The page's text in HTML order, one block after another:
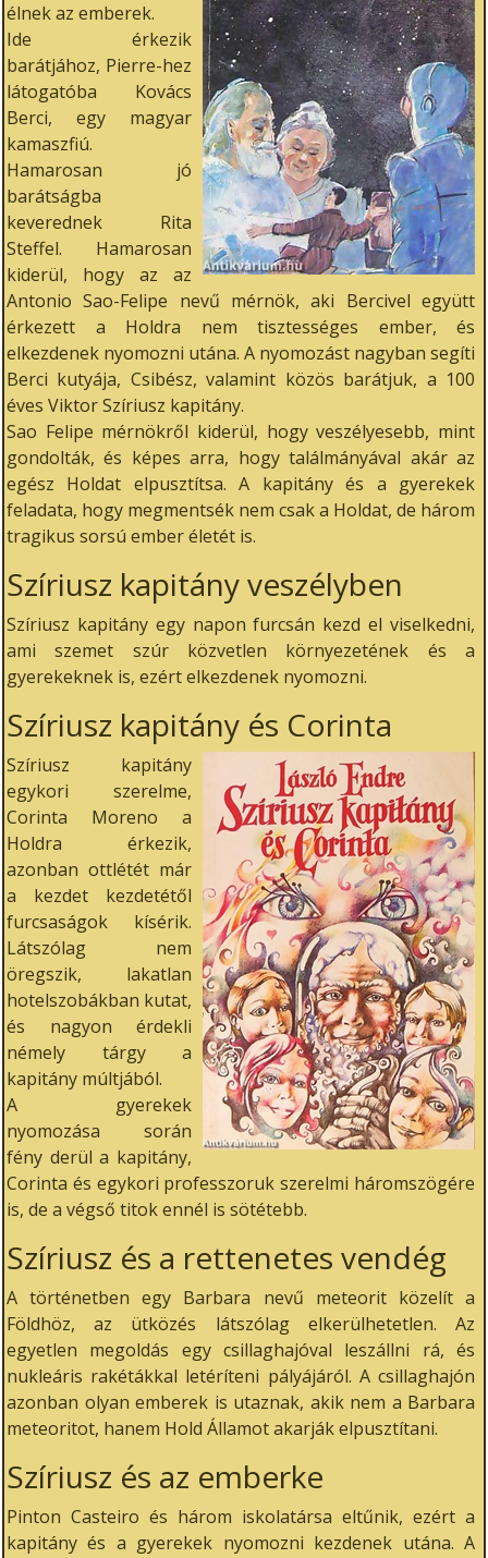
élnek az emberek.
Ide érkezik
barátjához, Pierre-hez
látogatóba Kovács
Berci, egy magyar
kamaszfiú.
Hamarosan jó
barátságba
keverednek Rita
Steffel. Hamarosan
kiderül, hogy az az
Antonio Sao-Felipe nevű mérnök, aki Bercivel együtt
érkezett a Holdra nem tisztességes ember, és
elkezdenek nyomozni utána. A nyomozást nagyban segíti
Berci kutyája, Csibész, valamint közös barátjuk, a 100
éves Viktor Szíriusz kapitány.
Sao Felipe mérnökről kiderül, hogy veszélyesebb, mint
gondolták, és képes arra, hogy találmányával akár az
egész Holdat elpusztítsa. A kapitány és a gyerekek
feladata, hogy megmentsék nem csak a Holdat, de három
tragikus sorsú ember életét is.
Szíriusz kapitány veszélyben
Szíriusz kapitány egy napon furcsán kezd el viselkedni,
ami szemet szúr közvetlen környezetének és a
gyerekeknek is, ezért elkezdenek nyomozni.
Szíriusz kapitány és Corinta
Szíriusz kapitány
egykori szerelme,
Corinta Moreno a
Holdra érkezik,
azonban ottlétét már
a kezdet kezdetétől
furcsaságok kísérik.
Látszólag nem
öregszik, lakatlan
hotelszobákban kutat,
és nagyon érdekli
némely tárgy a
kapitány múltjából.
A gyerekek
nyomozása során
fény derül a kapitány,
Corinta és egykori professzoruk szerelmi háromszögére
is, de a végső titok ennél is sötétebb.
Szíriusz és a rettenetes vendég
A történetben egy Barbara nevű meteorit közelít a
Földhöz, az ütközés látszólag elkerülhetetlen. Az
egyetlen megoldás egy csillaghajóval leszállni rá, és
nukleáris rakétákkal letéríteni pályájáról. A csillaghajón
azonban olyan emberek is utaznak, akik nem a Barbara
meteoritot, hanem Hold Államot akarják elpusztítani.
Szíriusz és az emberke
Pinton Casteiro és három iskolatársa eltűnik, ezért a
kapitány és a gyerekek nyomozni kezdenek utána. A